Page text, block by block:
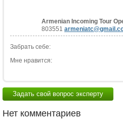
Armenian Incoming Tour
803551
Забрать себе:
Мне нравится:
Задать свой вопрос эксперту
Нет комментариев